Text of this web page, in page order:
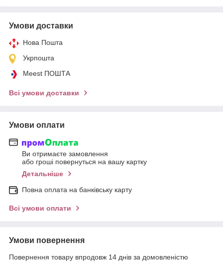
Умови доставки
Нова Пошта
Укрпошта
Meest ПОШТА
Всі умови доставки
Умови оплати
Ви отримаєте замовлення
або гроші повернуться на вашу картку
Детальніше
Повна оплата на банківську карту
Всі умови оплати
Умови повернення
Повернення товару впродовж 14 днів за домовленістю